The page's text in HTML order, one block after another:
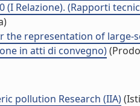
(I Relazione). (Rapporti
the representation of large-
in atti di convegno)
pollution Research (IIA)